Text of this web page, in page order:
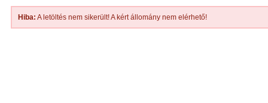
Hiba: A letöltés nem sikerült! A kért állomány nem elérhető!